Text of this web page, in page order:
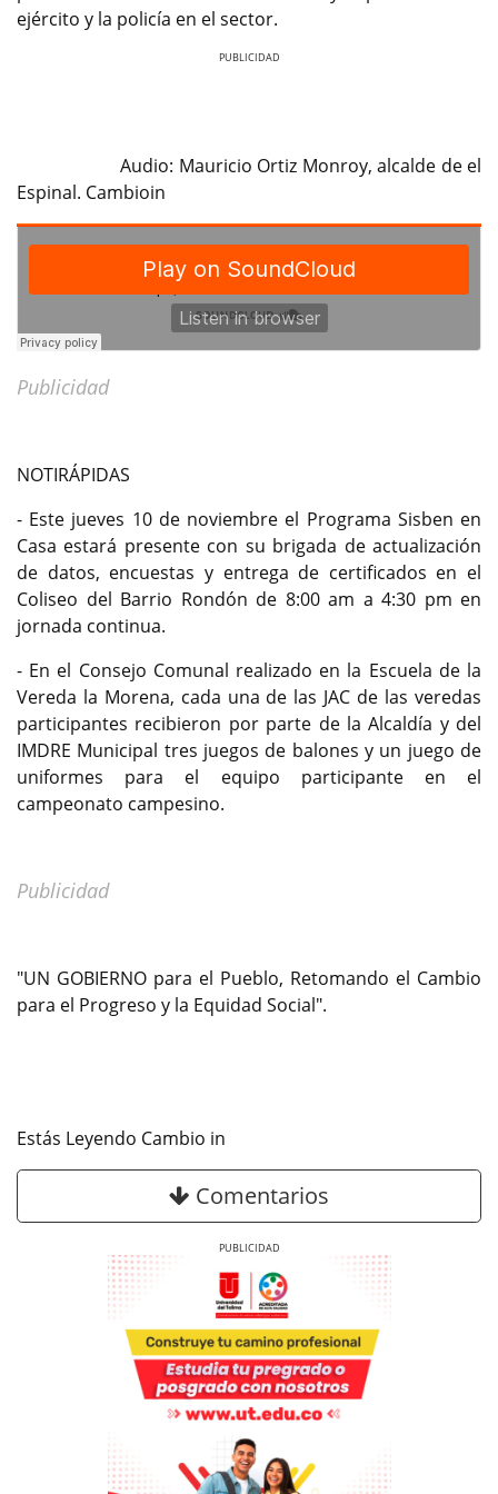
ejército y la policía en el sector.
Audio: Mauricio Ortiz Monroy, alcalde de el
Espinal. Cambioin
Publicidad
NOTIRÁPIDAS
- Este jueves 10 de noviembre el Programa Sisben en
Casa estará presente con su brigada de actualización
de datos, encuestas y entrega de certificados en el
Coliseo del Barrio Rondón de 8:00 am a 4:30 pm en
jornada continua.
- En el Consejo Comunal realizado en la Escuela de la
Vereda la Morena, cada una de las JAC de las veredas
participantes recibieron por parte de la Alcaldía y del
IMDRE Municipal tres juegos de balones y un juego de
uniformes para el equipo participante en el
campeonato campesino.
Publicidad
"UN GOBIERNO para el Pueblo, Retomando el Cambio
para el Progreso y la Equidad Social".
Estás Leyendo Cambio in
Comentarios